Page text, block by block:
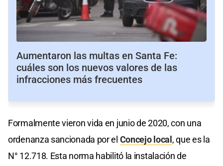
Aumentaron las multas en Santa Fe:
cuáles son los nuevos valores de las
infracciones más frecuentes
Formalmente vieron vida en junio de 2020, con una
ordenanza sancionada por el Concejo local, que es la
N° 12.718. Esta norma habilitó la instalación de